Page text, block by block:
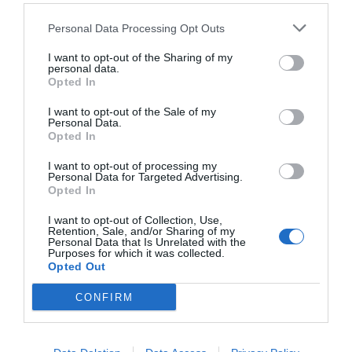
Personal Data Processing Opt Outs
I want to opt-out of the Sharing of my
personal data.
Opted In
I want to opt-out of the Sale of my
Personal Data.
Opted In
I want to opt-out of processing my
Personal Data for Targeted Advertising.
Opted In
I want to opt-out of Collection, Use,
Retention, Sale, and/or Sharing of my
Personal Data that Is Unrelated with the
Purposes for which it was collected.
Opted Out
CONFIRM
con una mayoría más de abstención que de entusiasmo.
Vox votó en contra y el PP prefirió no bloquear la medida,
pero tampoco respaldarla.
La reforma no elimina el copago farmacéutico, pero lo
hace menos ciego socialmente.
Ese es probablemente su principal valor. Introduce una
idea elemental en cualquier política pública de orientación
progresiva, no debe aportar igual quien no vive igual. Y
en una sociedad donde la enfermedad crónica, el
envejecimiento y la precariedad económica se cruzan cada
vez con más frecuencia, esa diferencia puede ser decisiva.
AñadirDiarioSabemoscomo fuente preferida de